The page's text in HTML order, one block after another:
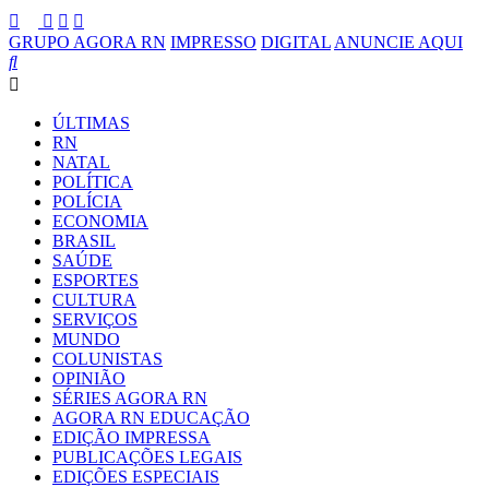
GRUPO AGORA RN IMPRESSO DIGITAL ANUNCIE AQUI
ÚLTIMAS
RN
NATAL
POLÍTICA
POLÍCIA
ECONOMIA
BRASIL
SAÚDE
ESPORTES
CULTURA
SERVIÇOS
MUNDO
COLUNISTAS
OPINIÃO
SÉRIES AGORA RN
AGORA RN EDUCAÇÃO
EDIÇÃO IMPRESSA
PUBLICAÇÕES LEGAIS
EDIÇÕES ESPECIAIS